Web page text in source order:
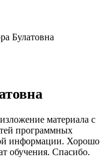
Булатовна
материала с
программных
информации. Хорошо
обучения. Спасибо.